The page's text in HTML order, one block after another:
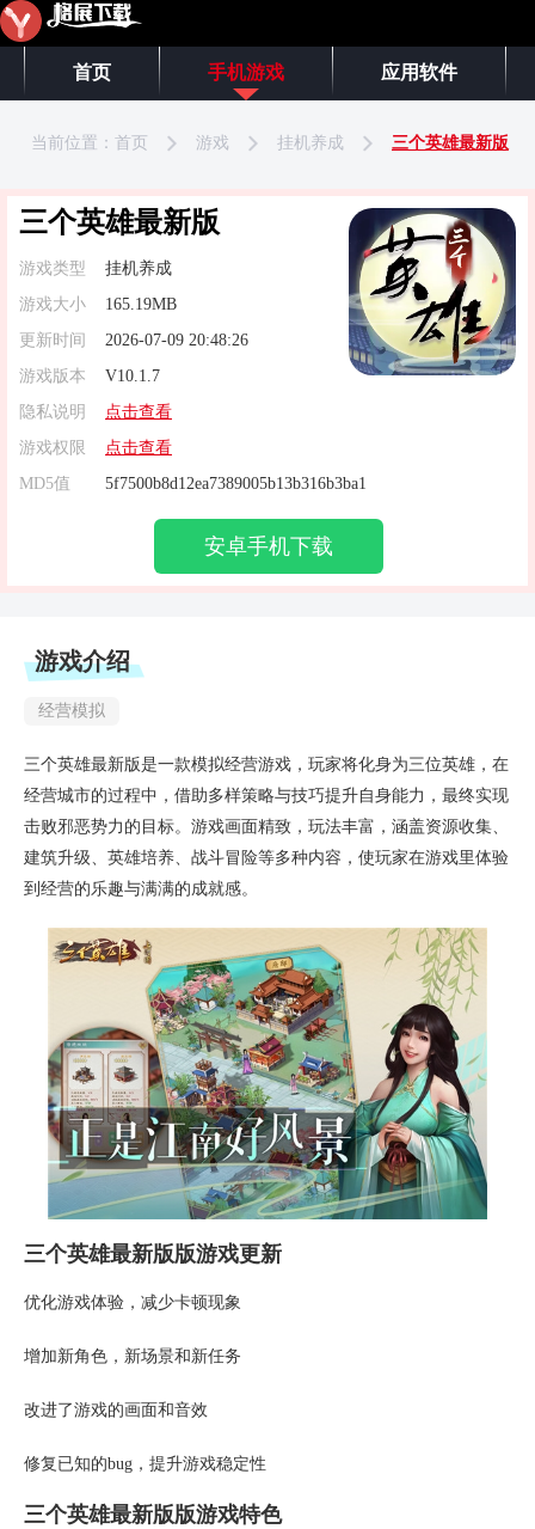
首页 手机游戏 应用软件
当前位置： 首页 游戏 挂机养成 三个英雄最新版
三个英雄最新版
游戏类型
挂机养成
游戏大小
165.19MB
更新时间
2026-07-09 20:48:26
游戏版本
V10.1.7
隐私说明
点击查看
游戏权限
点击查看
MD5值
5f7500b8d12ea7389005b13b316b3ba1
安卓手机下载
游戏介绍
经营模拟
三个英雄最新版是一款模拟经营游戏，玩家将化身为三位英雄，在
经营城市的过程中，借助多样策略与技巧提升自身能力，最终实现
击败邪恶势力的目标。游戏画面精致，玩法丰富，涵盖资源收集、
建筑升级、英雄培养、战斗冒险等多种内容，使玩家在游戏里体验
到经营的乐趣与满满的成就感。
三个英雄最新版版游戏更新
优化游戏体验，减少卡顿现象
增加新角色，新场景和新任务
改进了游戏的画面和音效
修复已知的bug，提升游戏稳定性
三个英雄最新版版游戏特色